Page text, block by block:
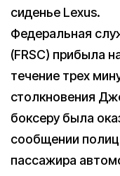
сиденье Lexus.
Федеральная
(FRSC) прибыла
течение трех
столкновения
боксеру была
сообщении
пассажира